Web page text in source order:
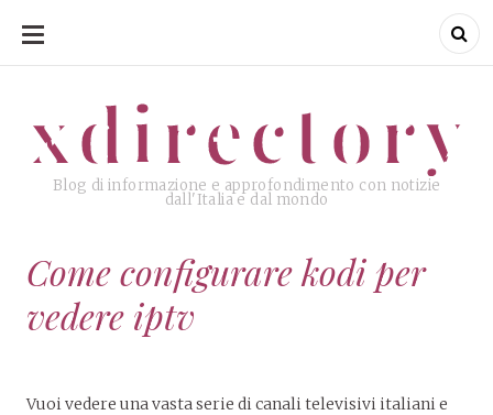
SKIP
CONTENT
xdirectory
Blog di informazione e approfondimento con notizie
dall'Italia e dal mondo
xdirectory
Come configurare kodi per
vedere iptv
Vuoi vedere una vasta serie di canali televisivi italiani e